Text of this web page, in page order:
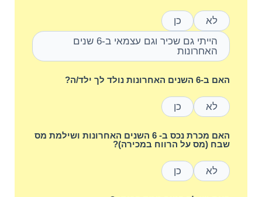
לא
כן
הייתי גם שכיר וגם עצמאי ב-6 שנים
האחרונות
האם ב-6 השנים האחרונות נולד לך ילד/ה?
לא כן
האם מכרת נכס ב- 6 השנים האחרונות ושילמת מס
שבח (מס על הרווח במכירה)?
לא כן